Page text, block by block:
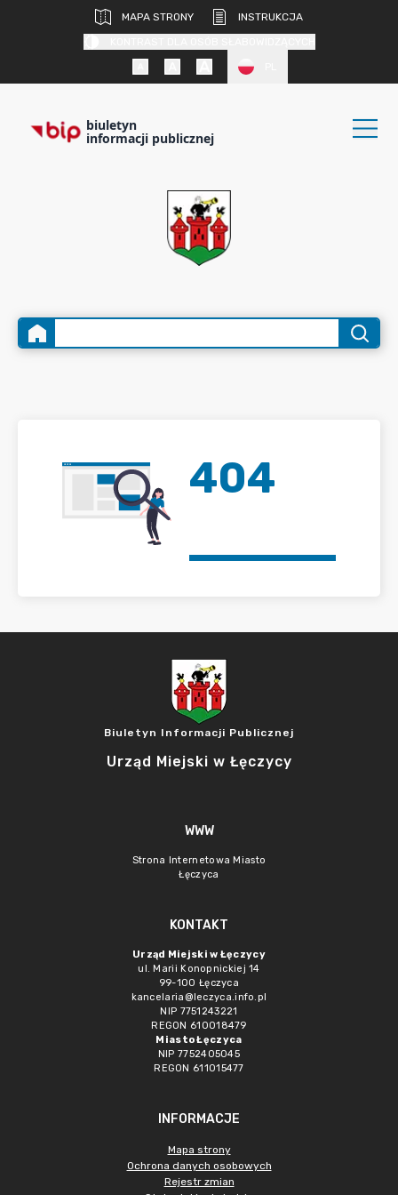
MAPA STRONY
INSTRUKCJA
biuletyn
informacji publicznej
404
Biuletyn Informacji Publicznej
Urząd Miejski w Łęczycy
WWW
Strona Internetowa Miasto
Łęczyca
KONTAKT
Urząd Miejski w Łęczycy
ul. Marii Konopnickiej 14
99-100 Łęczyca
kancelaria@leczyca.info.pl
NIP 7751243221
REGON 610018479
Miasto Łęczyca
NIP 7752405045
REGON 611015477
INFORMACJE
Mapa strony
Ochrona danych osobowych
Rejestr zmian